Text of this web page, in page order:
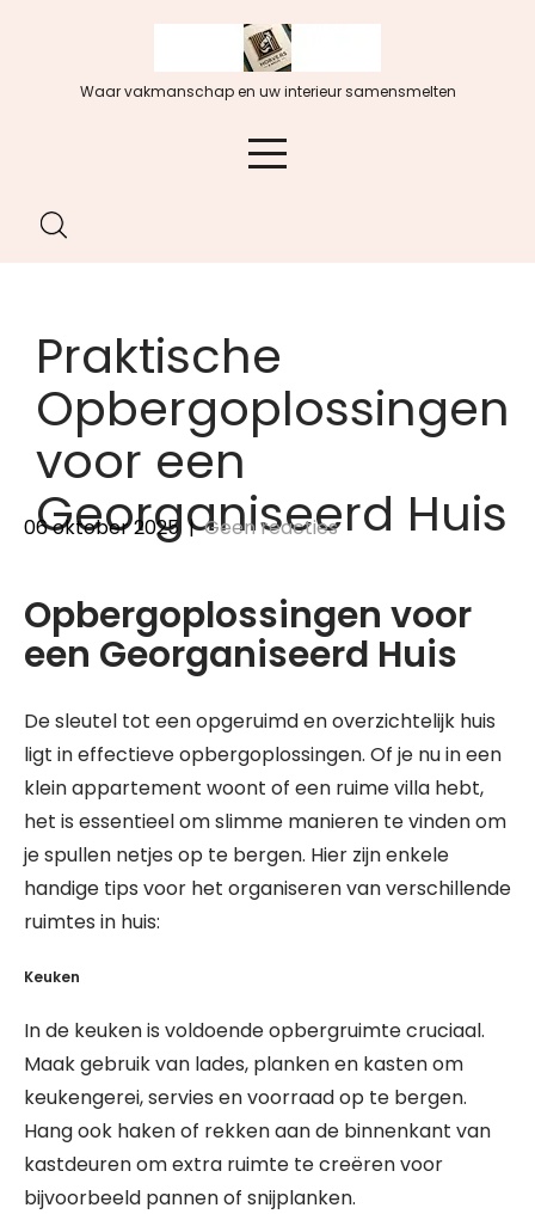
Waar vakmanschap en uw interieur samensmelten
Praktische
Opbergoplossingen
voor een
Georganiseerd Huis
06 oktober 2025 |Geen reacties
Opbergoplossingen voor
een Georganiseerd Huis
De sleutel tot een opgeruimd en overzichtelijk huis
ligt in effectieve opbergoplossingen. Of je nu in een
klein appartement woont of een ruime villa hebt,
het is essentieel om slimme manieren te vinden om
je spullen netjes op te bergen. Hier zijn enkele
handige tips voor het organiseren van verschillende
ruimtes in huis:
Keuken
In de keuken is voldoende opbergruimte cruciaal.
Maak gebruik van lades, planken en kasten om
keukengerei, servies en voorraad op te bergen.
Hang ook haken of rekken aan de binnenkant van
kastdeuren om extra ruimte te creëren voor
bijvoorbeeld pannen of snijplanken.